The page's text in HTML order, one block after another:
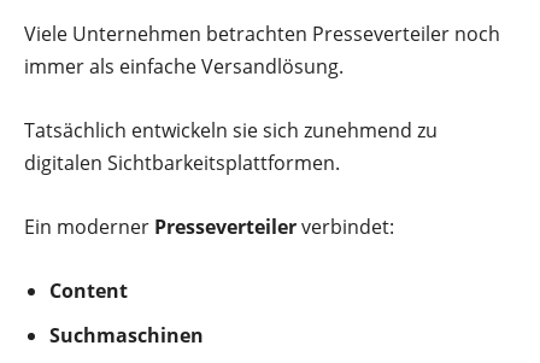
Viele Unternehmen betrachten Presseverteiler noch
immer als einfache Versandlösung.
Tatsächlich entwickeln sie sich zunehmend zu
digitalen Sichtbarkeitsplattformen.
Ein moderner Presseverteilerverbindet:
Content
Suchmaschinen